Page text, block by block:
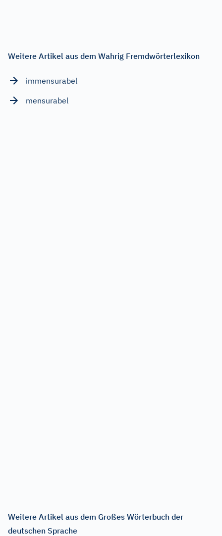
Weitere Artikel aus dem Wahrig Fremdwörterlexikon
immensurabel
mensurabel
Weitere Artikel aus dem Großes Wörterbuch der
deutschen Sprache